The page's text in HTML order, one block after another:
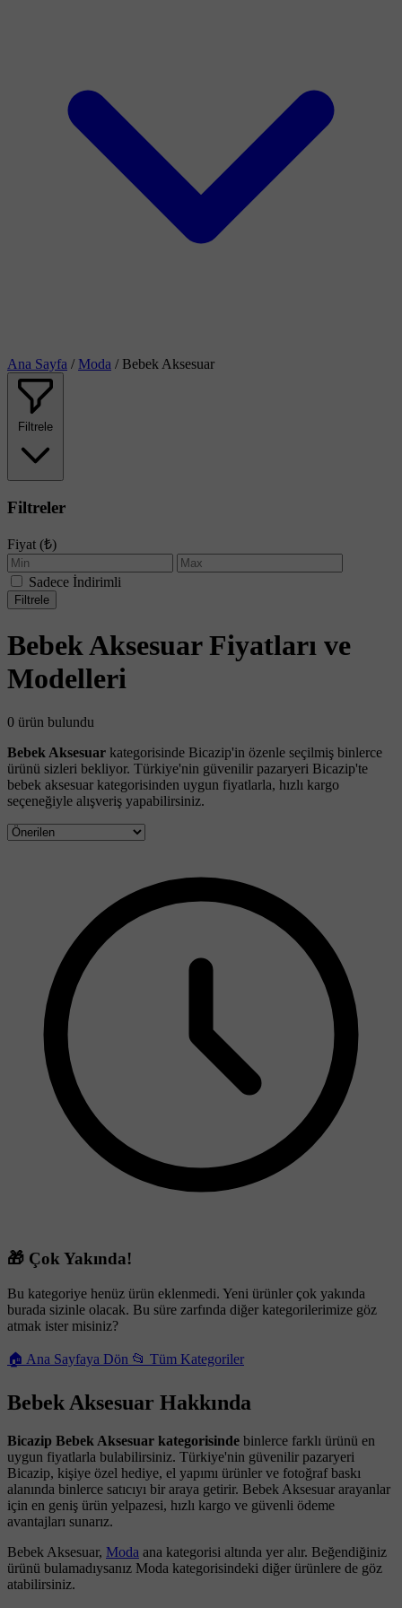
Ana Sayfa / Moda / Bebek Aksesuar
Filtrele
Filtreler
Fiyat (₺)
Sadece İndirimli
Filtrele
Bebek Aksesuar Fiyatları ve
Modelleri
0 ürün bulundu
Bebek Aksesuar kategorisinde Bicazip'in özenle seçilmiş binlerce
ürünü sizleri bekliyor. Türkiye'nin güvenilir pazaryeri Bicazip'te
bebek aksesuar kategorisinden uygun fiyatlarla, hızlı kargo
seçeneğiyle alışveriş yapabilirsiniz.
🎁 Çok Yakında!
Bu kategoriye henüz ürün eklenmedi. Yeni ürünler çok yakında
burada sizinle olacak. Bu süre zarfında diğer kategorilerimize göz
atmak ister misiniz?
🏠 Ana Sayfaya Dön 📂 Tüm Kategoriler
Bebek Aksesuar Hakkında
Bicazip Bebek Aksesuar kategorisinde binlerce farklı ürünü en
uygun fiyatlarla bulabilirsiniz. Türkiye'nin güvenilir pazaryeri
Bicazip, kişiye özel hediye, el yapımı ürünler ve fotoğraf baskı
alanında binlerce satıcıyı bir araya getirir. Bebek Aksesuar arayanlar
için en geniş ürün yelpazesi, hızlı kargo ve güvenli ödeme
avantajları sunarız.
Bebek Aksesuar, Moda ana kategorisi altında yer alır. Beğendiğiniz
ürünü bulamadıysanız Moda kategorisindeki diğer ürünlere de göz
atabilirsiniz.